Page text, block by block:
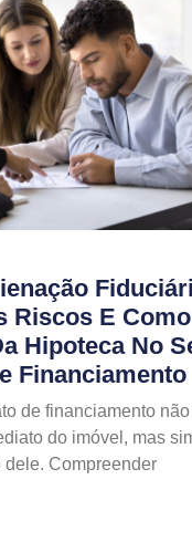
Riscos E
Hipoteca No
Financiamento
de financiamento não
do imóvel, mas
dele. Compreender